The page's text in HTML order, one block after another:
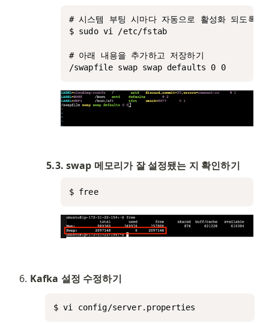
# 시스템 부팅 시마다 자동으로 활성화 되도록
$ sudo vi /etc/fstab
# 아래 내용을 추가하고 저장하기
/swapfile swap swap defaults 0 0
5.3. swap 메모리가 잘 설정됐는 지 확인하기
$ free
Kafka 설정 수정하기
$ vi config/server.properties